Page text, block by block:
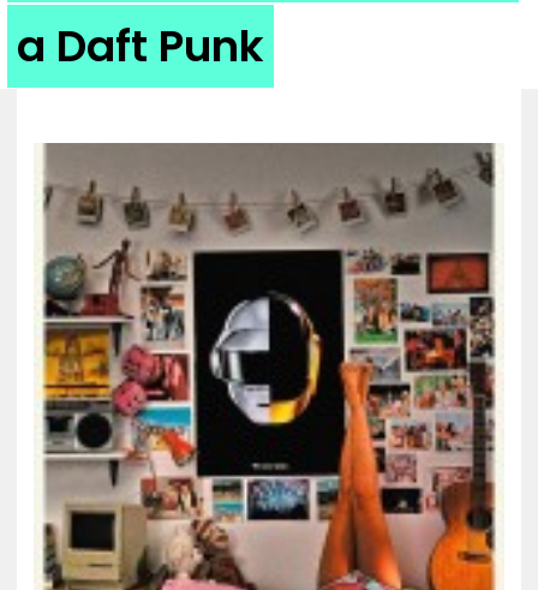
KULT
UTCA
MÉDIAAJÁNLAT
IMPRESSZUM
PR-ARCHÍVUM
ADATKEZELÉSI TÁJÉKOZTATÓ
a Daft Punk